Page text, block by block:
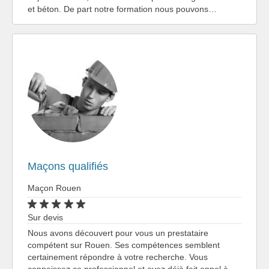
et béton. De part notre formation nous pouvons…
Maçons qualifiés
Maçon Rouen
Sur devis
Nous avons découvert pour vous un prestataire
compétent sur Rouen. Ses compétences semblent
certainement répondre à votre recherche. Vous